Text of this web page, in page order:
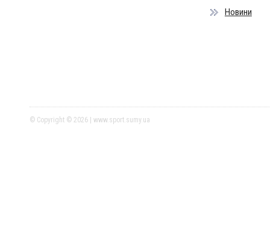
Новини
© Copyright © 2026 | www.sport.sumy.ua